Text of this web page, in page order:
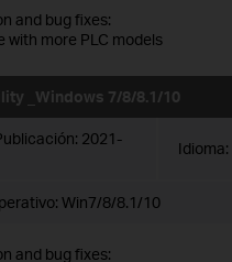
and bug fixes:
with more PLC models
_Windows 7/8/8.1/10
2021-
Idioma:
Win7/8/8.1/10
and bug fixes: